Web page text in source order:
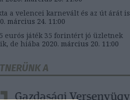
a velencei karnevált és az út árát is
március 24. 11:00
eurós játék 35 forintért jó üzletnek
de hiába 2020. március 20. 11:00
A